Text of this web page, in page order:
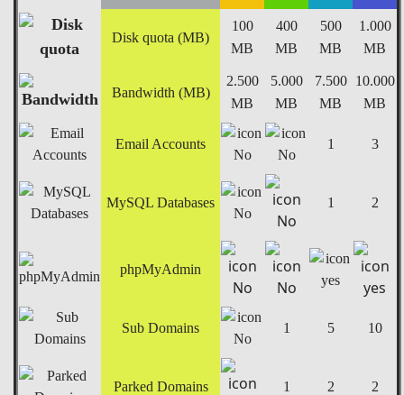
Disk quota (MB)
100
MB
400
MB
500
MB
1.000
MB
Bandwidth (MB)
2.500
MB
5.000
MB
7.500
MB
10.000
MB
Email Accounts 1 3
MySQL Databases 1 2
phpMyAdmin
Sub Domains 1 5 10
Parked Domains 1 2 2